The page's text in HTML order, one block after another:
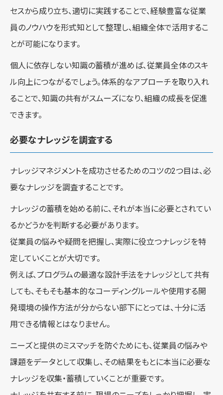
セスから成り立ち、適切に実践することで、経験豊富な従業
員のノウハウを形式知として整理し、組織全体で活用するこ
とが可能になります。
個人に依存しない知識の蓄積が進めば、従業員全体のスキ
ル向上につながるでしょう。体系的なアプローチを取り入れ
ることで、知識の共有がスムーズになり、組織の成長を促進
できます。
必要なナレッジを調査する
ナレッジマネジメントを成功させるためのコツの2つ目は、必
要なナレッジを調査することです。
ナレッジの蓄積を始める前に、それが本当に必要とされてい
るかどうかを判断する必要があります。
従業員の悩みや疑問を把握し、実際に役立つナレッジを特
定していくことが大切です。
例えば、プログラムの最適な設計手法をナレッジとして共有
しても、そもそも基本的なコーディングルールや使用する開
発環境の操作方法が分からない部下にとっては、十分に活
用できる情報とはなりません。
ニーズと提供のミスマッチを防ぐためにも、従業員の悩みや
課題をデータとして収集し、その結果をもとに本当に必要な
ナレッジを収集・蓄積していくことが重要です。